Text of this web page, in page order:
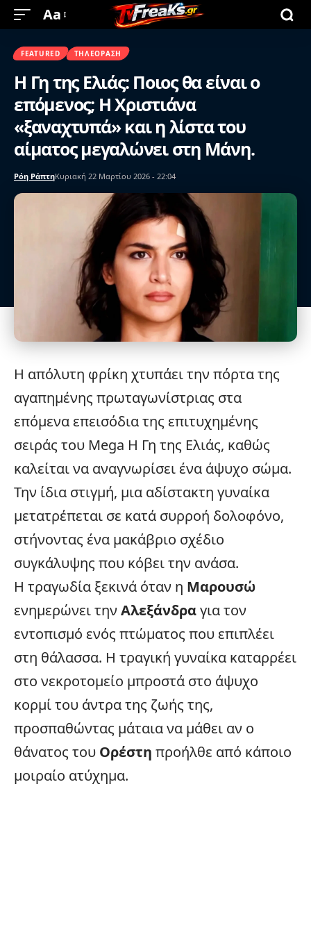
Aa
FEATURED ΤΗΛΕΌΡΑΣΗ
Η Γη της Ελιάς: Ποιος θα είναι ο
επόμενος; Η Χριστιάνα
«ξαναχτυπά» και η λίστα του
αίματος μεγαλώνει στη Μάνη.
Ρόη ΡάπτηΚυριακή 22 Μαρτίου 2026 - 22:04
Η απόλυτη φρίκη χτυπάει την πόρτα της
αγαπημένης πρωταγωνίστριας στα
επόμενα επεισόδια της επιτυχημένης
σειράς του Mega Η Γη της Ελιάς, καθώς
καλείται να αναγνωρίσει ένα άψυχο σώμα.
Την ίδια στιγμή, μια αδίστακτη γυναίκα
μετατρέπεται σε κατά συρροή δολοφόνο,
στήνοντας ένα μακάβριο σχέδιο
συγκάλυψης που κόβει την ανάσα.
Η τραγωδία ξεκινά όταν η Μαρουσώ
ενημερώνει την Αλεξάνδραγια τον
εντοπισμό ενός πτώματος που επιπλέει
στη θάλασσα. Η τραγική γυναίκα καταρρέει
στο νεκροτομείο μπροστά στο άψυχο
κορμί του άντρα της ζωής της,
προσπαθώντας μάταια να μάθει αν ο
θάνατος του Ορέστη προήλθε από κάποιο
μοιραίο ατύχημα.